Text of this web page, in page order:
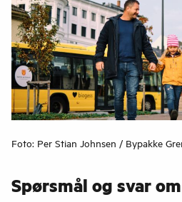
Foto: Per Stian Johnsen / Bypakke
Spørsmål og svar